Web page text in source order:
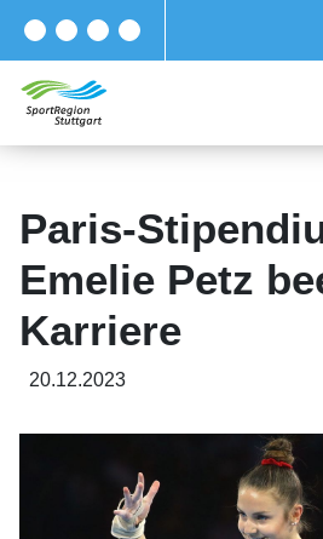
Paris-
Emelie Petz
Karriere
20.12.2023